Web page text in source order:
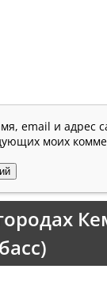
email и адрес
моих